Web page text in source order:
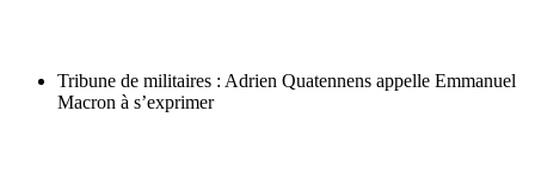
Tribune de militaires : Adrien Quatennens appelle Emmanuel
Macron à s’exprimer